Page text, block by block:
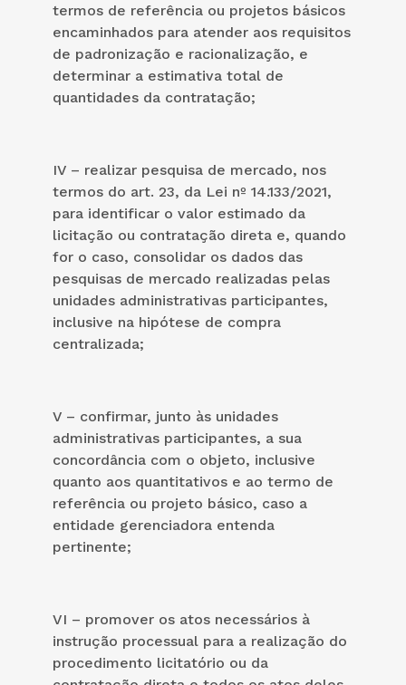
termos de referência ou projetos básicos
encaminhados para atender aos requisitos
de padronização e racionalização, e
determinar a estimativa total de
quantidades da contratação;
IV – realizar pesquisa de mercado, nos
termos do art. 23, da Lei nº 14.133/2021,
para identificar o valor estimado da
licitação ou contratação direta e, quando
for o caso, consolidar os dados das
pesquisas de mercado realizadas pelas
unidades administrativas participantes,
inclusive na hipótese de compra
centralizada;
V – confirmar, junto às unidades
administrativas participantes, a sua
concordância com o objeto, inclusive
quanto aos quantitativos e ao termo de
referência ou projeto básico, caso a
entidade gerenciadora entenda
pertinente;
VI – promover os atos necessários à
instrução processual para a realização do
procedimento licitatório ou da